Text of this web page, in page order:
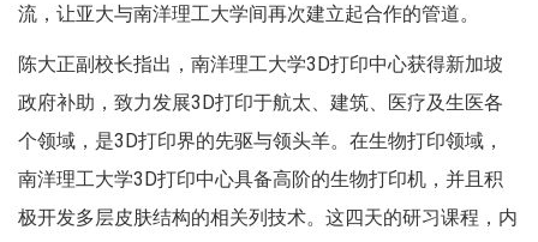
流，让亚大与南洋理工大学间再次建立起合作的管道。
陈大正副校长指出，南洋理工大学3D打印中心获得新加坡
政府补助，致力发展3D打印于航太、建筑、医疗及生医各
个领域，是3D打印界的先驱与领头羊。在生物打印领域，
南洋理工大学3D打印中心具备高阶的生物打印机，并且积
极开发多层皮肤结构的相关列技术。这四天的研习课程，内